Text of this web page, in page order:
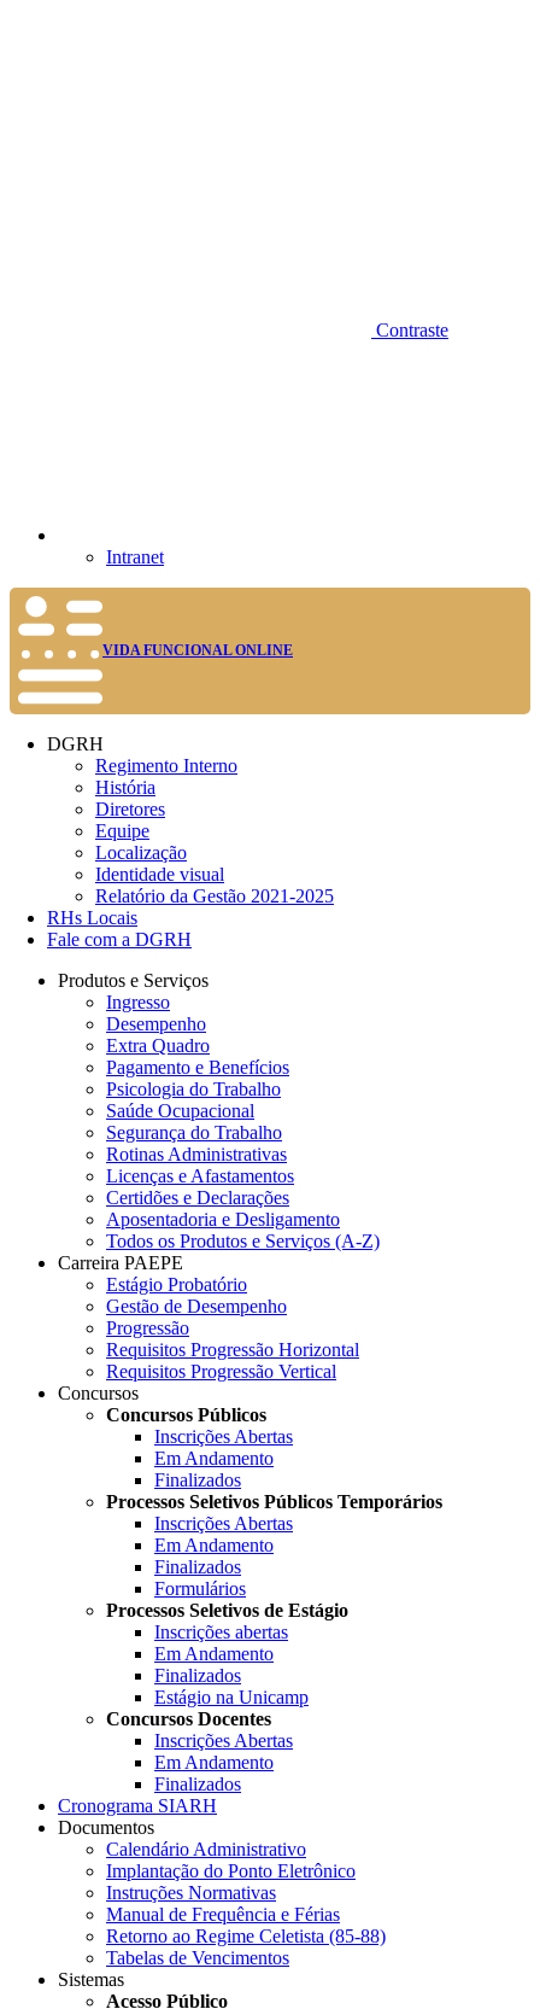
Contraste
Intranet
VIDA FUNCIONAL ONLINE
DGRH
Regimento Interno
História
Diretores
Equipe
Localização
Identidade visual
Relatório da Gestão 2021-2025
RHs Locais
Fale com a DGRH
Produtos e Serviços
Ingresso
Desempenho
Extra Quadro
Pagamento e Benefícios
Psicologia do Trabalho
Saúde Ocupacional
Segurança do Trabalho
Rotinas Administrativas
Licenças e Afastamentos
Certidões e Declarações
Aposentadoria e Desligamento
Todos os Produtos e Serviços (A-Z)
Carreira PAEPE
Estágio Probatório
Gestão de Desempenho
Progressão
Requisitos Progressão Horizontal
Requisitos Progressão Vertical
Concursos
Concursos Públicos
Inscrições Abertas
Em Andamento
Finalizados
Processos Seletivos Públicos Temporários
Inscrições Abertas
Em Andamento
Finalizados
Formulários
Processos Seletivos de Estágio
Inscrições abertas
Em Andamento
Finalizados
Estágio na Unicamp
Concursos Docentes
Inscrições Abertas
Em Andamento
Finalizados
Cronograma SIARH
Documentos
Calendário Administrativo
Implantação do Ponto Eletrônico
Instruções Normativas
Manual de Frequência e Férias
Retorno ao Regime Celetista (85-88)
Tabelas de Vencimentos
Sistemas
Acesso Público